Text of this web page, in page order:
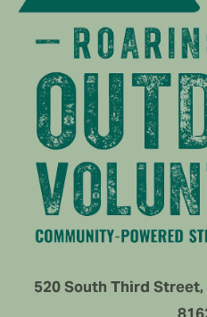
520 South Third Street,